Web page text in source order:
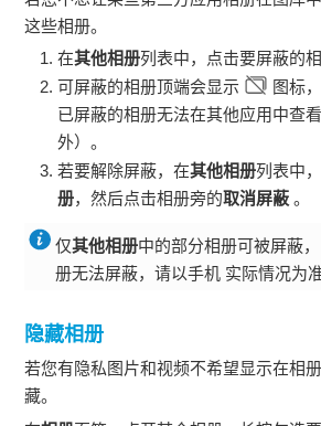
这些相册。
在其他相册列表中，点击要屏蔽的相
可屏蔽的相册顶端会显示
图标
已屏蔽的相册无法在其他应用中查
外）。
若要解除屏蔽，在其他相册列表中
册，然后点击相册旁的取消屏蔽 。
仅其他相册中的部分相册可被屏蔽
册无法屏蔽，请以手机 实际情况为准
隐藏相册
若您有隐私图片和视频不希望显示在相
藏。